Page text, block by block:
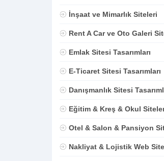
İnşaat ve Mimarlık Siteleri
Rent A Car ve Oto Galeri
Emlak Sitesi Tasarımları
E-Ticaret Sitesi Tasarımları
Danışmanlık Sitesi
Eğitim & Kreş & Okul
Otel & Salon & Pansiyon
Nakliyat & Lojistik Web